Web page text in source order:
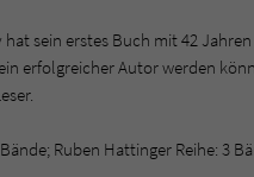
hat sein erstes Buch mit 42
erfolgreicher Autor werden
Ruben Hattinger Reihe: 3